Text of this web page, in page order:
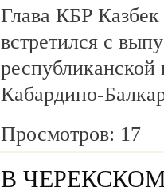
Глава КБР Казбек
встретился с
Кабардино-
Просмотров: 17
В